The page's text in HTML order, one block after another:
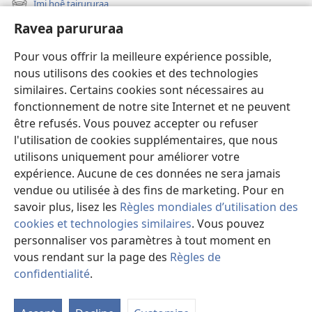
Ravea parururaa
Pour vous offrir la meilleure expérience possible,
nous utilisons des cookies et des technologies
similaires. Certains cookies sont nécessaires au
fonctionnement de notre site Internet et ne peuvent
être refusés. Vous pouvez accepter ou refuser
l'utilisation de cookies supplémentaires, que nous
utilisons uniquement pour améliorer votre
expérience. Aucune de ces données ne sera jamais
vendue ou utilisée à des fins de marketing. Pour en
savoir plus, lisez les Règles mondiales d’utilisation des
cookies et technologies similaires. Vous pouvez
personnaliser vos paramètres à tout moment en
vous rendant sur la page des Règles de
confidentialité.
anei
Imi hoê tairururaa
(opens
new
window)
Eaha te mea apî
Video
Maimiraa
Te mau ô
(opens
new
window)VAIRAA PAPAI NATIRARA Watchtower
(opens
new
window)JW Hub ®
(opens
new
window)
Copyright© 2026 Watch Tower Bible and Tract Society of Pennsylvania.
PARAU NO TE FAAOHIPARAA